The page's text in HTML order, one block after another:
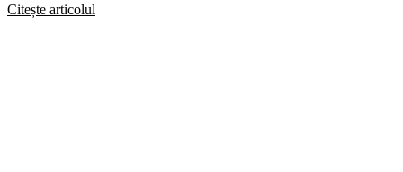
Citește articolul